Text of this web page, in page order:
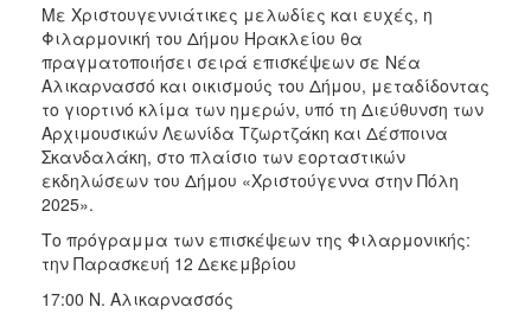
Με Χριστουγεννιάτικες μελωδίες και ευχές, η
Φιλαρμονική του Δήμου Ηρακλείου θα
πραγματοποιήσει σειρά επισκέψεων σε Νέα
Αλικαρνασσό και οικισμούς του Δήμου, μεταδίδοντας
το γιορτινό κλίμα των ημερών, υπό τη Διεύθυνση των
Αρχιμουσικών Λεωνίδα Τζωρτζάκη και Δέσποινα
Σκανδαλάκη, στο πλαίσιο των εορταστικών
εκδηλώσεων του Δήμου «Χριστούγεννα στην Πόλη
2025».
Το πρόγραμμα των επισκέψεων της Φιλαρμονικής:
την Παρασκευή 12 Δεκεμβρίου
17:00 Ν. Αλικαρνασσός